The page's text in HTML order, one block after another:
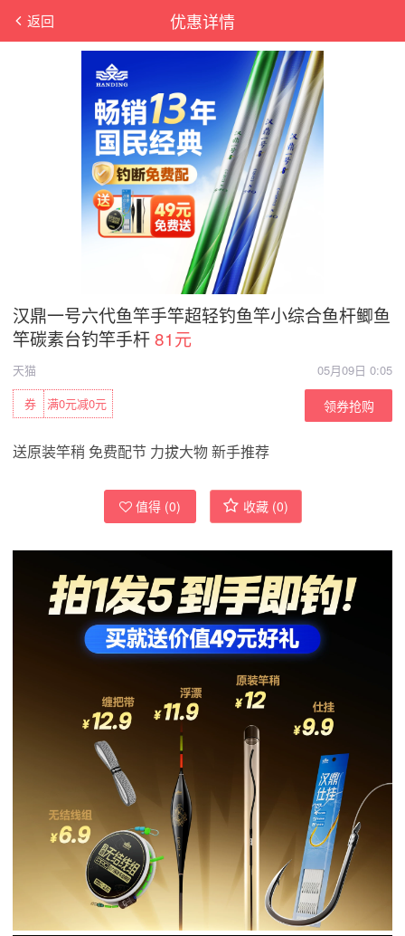
优惠详情
返回
汉鼎一号六代鱼竿手竿超轻钓鱼竿小综合鱼杆鲫鱼
竿碳素台钓竿手杆81元
天猫
05月09日 0:05
满0元减0元
券 领券抢购
送原装竿稍 免费配节 力拔大物 新手推荐
值得 (0) 收藏 (0)